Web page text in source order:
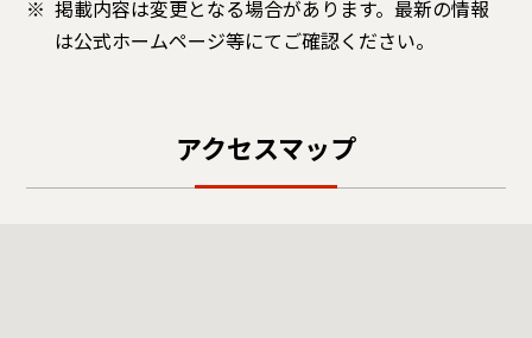
掲載内容は変更となる場合があります。最新の情報
は公式ホームページ等にてご確認ください。
アクセスマップ